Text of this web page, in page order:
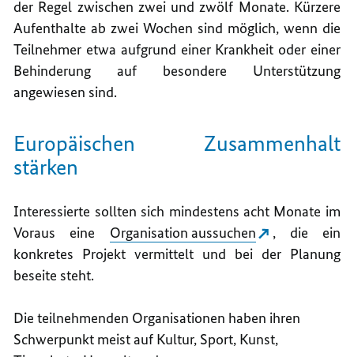
der Regel zwischen zwei und zwölf Monate. Kürzere
Aufenthalte ab zwei Wochen sind möglich, wenn die
Teilnehmer etwa aufgrund einer Krankheit oder einer
Behinderung auf besondere Unterstützung
angewiesen sind.
Europäischen Zusammenhalt
stärken
Interessierte sollten sich mindestens acht Monate im
Voraus eine Organisation aussuchen
, die ein
konkretes Projekt vermittelt und bei der Planung
beseite steht.
Die teilnehmenden Organisationen haben ihren
Schwerpunkt meist auf Kultur, Sport, Kunst,